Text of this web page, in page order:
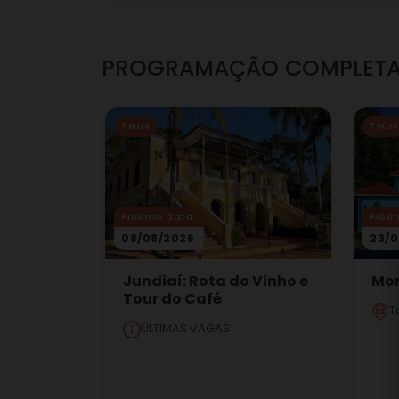
PROGRAMAÇÃO
Tours
Próxima data:
08/08/2026
Jundiaí: Rota do Vinho e
Tour do Café
ÚLTIMAS VAGAS!
Tours
23/